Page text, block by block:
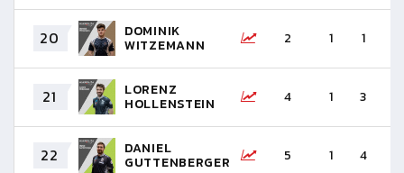
20 DOMINIK
WITZEMANN 2 1 1
21 LORENZ
HOLLENSTEIN 4 1 3
22 DANIEL
GUTTENBERGER 5 1 4